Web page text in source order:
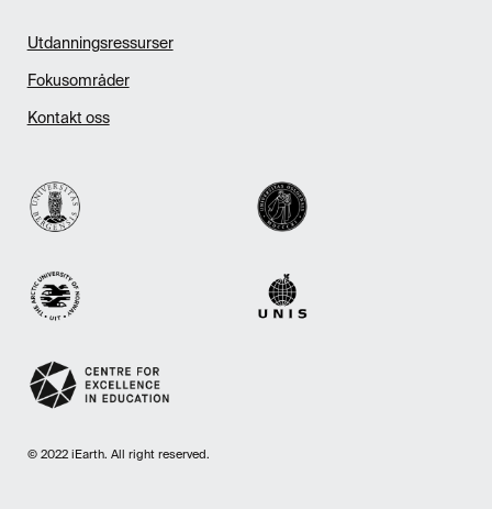
Utdanningsressurser
Fokusområder
Kontakt oss
© 2022 iEarth. All right reserved.